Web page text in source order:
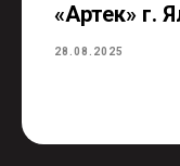
«Артек» г.
28.08.2025